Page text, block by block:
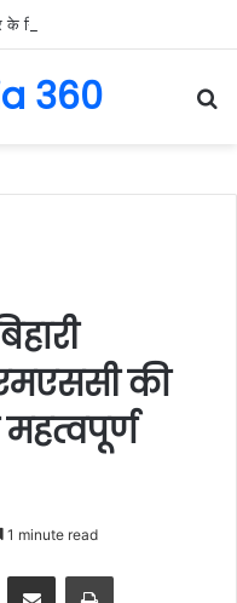
360
की
1 minute read
Share via Email Print